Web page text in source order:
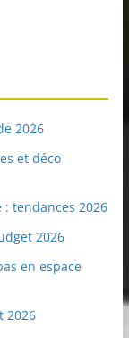
2026
et déco
tendances 2026
2026
en espace
2026